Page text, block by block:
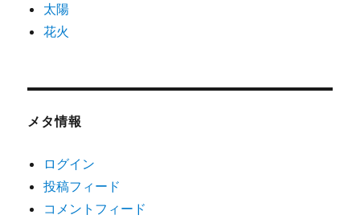
太陽
花火
メタ情報
ログイン
投稿フィード
コメントフィード